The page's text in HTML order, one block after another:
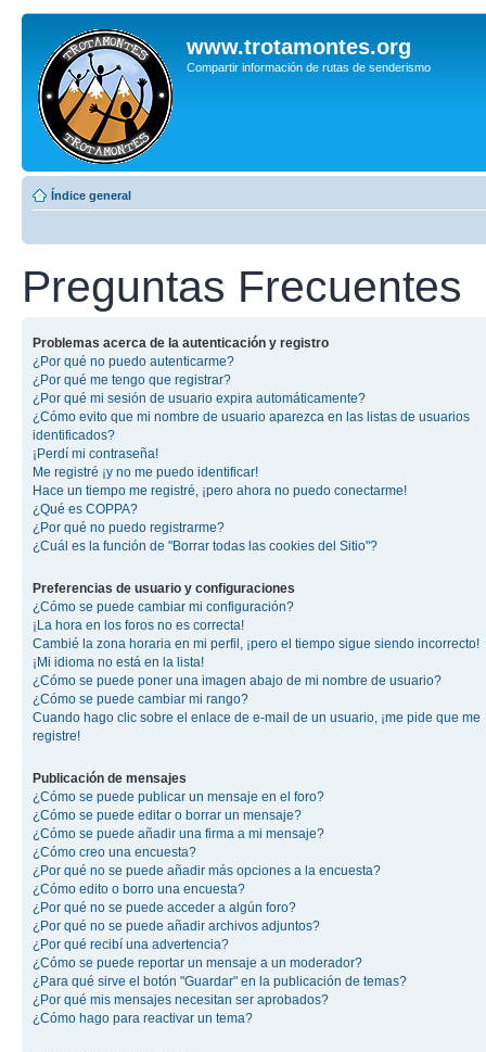
www.trotamontes.org
Compartir información de rutas de senderismo
Índice general
Preguntas Frecuentes
Problemas acerca de la autenticación y registro
¿Por qué no puedo autenticarme?
¿Por qué me tengo que registrar?
¿Por qué mi sesión de usuario expira automáticamente?
¿Cómo evito que mi nombre de usuario aparezca en las listas de usuarios
identificados?
¡Perdí mi contraseña!
Me registré ¡y no me puedo identificar!
Hace un tiempo me registré, ¡pero ahora no puedo conectarme!
¿Qué es COPPA?
¿Por qué no puedo registrarme?
¿Cuál es la función de "Borrar todas las cookies del Sitio"?
Preferencias de usuario y configuraciones
¿Cómo se puede cambiar mi configuración?
¡La hora en los foros no es correcta!
Cambié la zona horaria en mi perfil, ¡pero el tiempo sigue siendo incorrecto!
¡Mi idioma no está en la lista!
¿Cómo se puede poner una imagen abajo de mi nombre de usuario?
¿Cómo se puede cambiar mi rango?
Cuando hago clic sobre el enlace de e-mail de un usuario, ¡me pide que me
registre!
Publicación de mensajes
¿Cómo se puede publicar un mensaje en el foro?
¿Cómo se puede editar o borrar un mensaje?
¿Cómo se puede añadir una firma a mi mensaje?
¿Cómo creo una encuesta?
¿Por qué no se puede añadir más opciones a la encuesta?
¿Cómo edito o borro una encuesta?
¿Por qué no se puede acceder a algún foro?
¿Por qué no se puede añadir archivos adjuntos?
¿Por qué recibí una advertencia?
¿Cómo se puede reportar un mensaje a un moderador?
¿Para qué sirve el botón "Guardar" en la publicación de temas?
¿Por qué mis mensajes necesitan ser aprobados?
¿Cómo hago para reactivar un tema?